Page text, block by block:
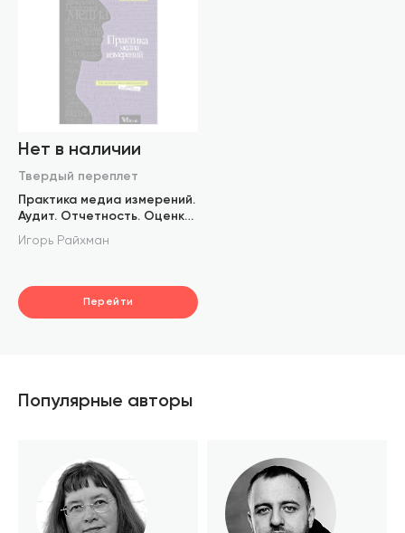
Нет в наличии
Твердый переплет
Практика медиа измерений.
Аудит. Отчетность. Оценка
эффективности PR
Игорь Райхман
Перейти
Популярные авторы